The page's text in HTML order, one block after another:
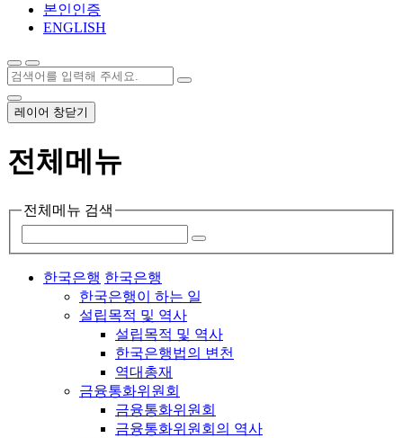
본인인증
ENGLISH
레이어 창닫기
전체메뉴
전체메뉴 검색
한국은행 한국은행
한국은행이 하는 일
설립목적 및 역사
설립목적 및 역사
한국은행법의 변천
역대총재
금융통화위원회
금융통화위원회
금융통화위원회의 역사